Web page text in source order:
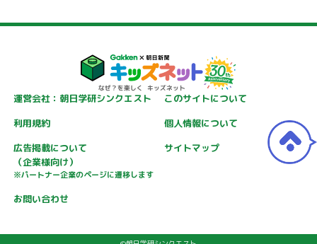
運営会社：朝日学研シンクエスト
このサイトについて
利用規約
個人情報について
広告掲載について
（企業様向け）
※パートナー企業のページに遷移します
サイトマップ
お問い合わせ